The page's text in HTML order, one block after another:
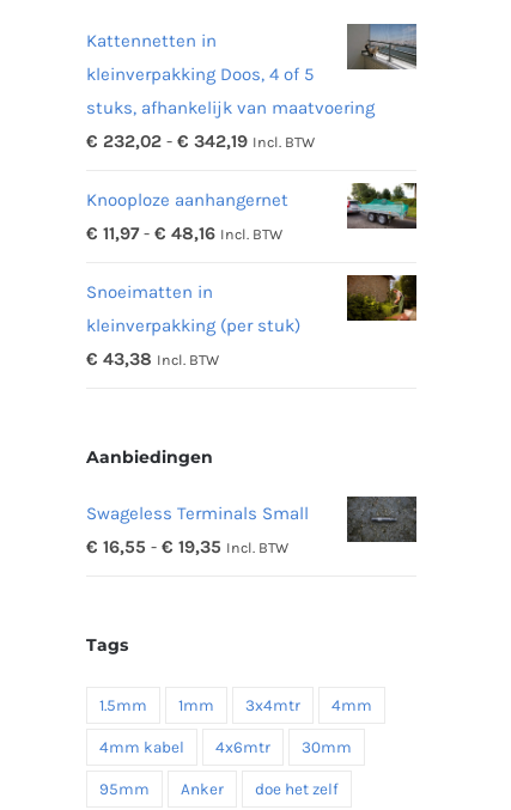
Kattennetten in
kleinverpakking Doos, 4 of 5
stuks, afhankelijk van maatvoering
€ 232,02 - € 342,19Prijsklasse:
tot
€ 342,19
Incl. BTW
Knooploze aanhangernet
€ 11,97 - € 48,16Prijsklasse:
€ 48,16
Incl. BTW
Snoeimatten in
kleinverpakking (per stuk)
€ 43,38 Incl. BTW
Aanbiedingen
Swageless Terminals Small
€ 16,55 - € 19,35 Prijsklasse:
Incl. BTW
Tags
1.5mm 1mm 3x4mtr 4mm
4mm kabel 4x6mtr 30mm
95mm Anker doe het zelf